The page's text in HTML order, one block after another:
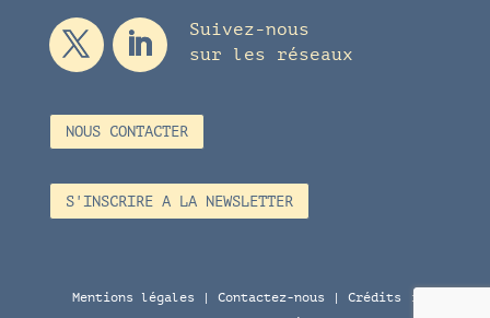
Suivez-nous
sur les réseaux
NOUS CONTACTER
S'INSCRIRE A LA NEWSLETTER
Mentions légales |Contactez-nous
| Crédits :